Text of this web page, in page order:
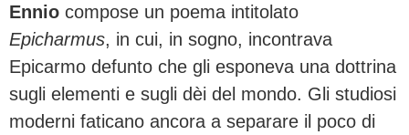
Ennio compose un poema intitolato
Epicharmus, in cui, in sogno, incontrava
Epicarmo defunto che gli esponeva una dottrina
sugli elementi e sugli dèi del mondo. Gli studiosi
moderni faticano ancora a separare il poco di